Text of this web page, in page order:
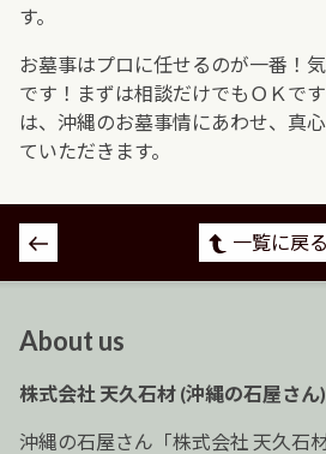
す。
お墓事はプロに任せるのが一番！
です！まずは相談だけでもＯＫで
は、沖縄のお墓事情にあわせ、真
ていただきます。
投
稿
ゲ
ー
シ
ョ
一覧に戻る
About us
株式会社 天久石材 (沖縄の石屋さん)
沖縄の石屋さん「株式会社 天久石